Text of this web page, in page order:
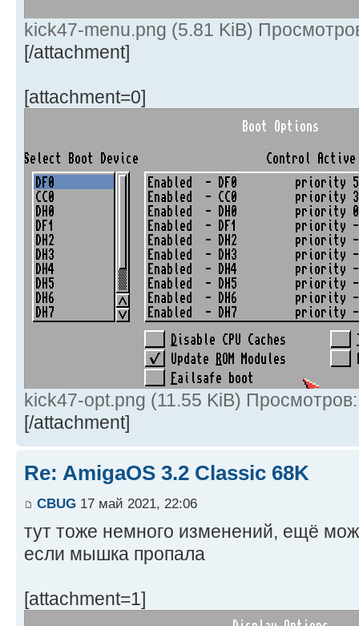
kick47-menu.png (5.81 KiB)
[/attachment]
[attachment=0]
kick47-opt.png (11.55 KiB)
[/attachment]
Re: AmigaOS 3.2 Classic 68K
CBUG 17 май 2021, 22:06
тут тоже немного изменений, ещё
если мышка пропала
[attachment=1]